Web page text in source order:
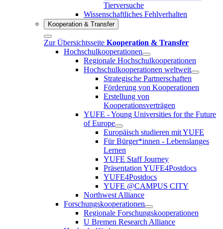
Tierversuche
Wissenschaftliches Fehlverhalten
Kooperation & Transfer
Zur Übersichtsseite Kooperation & Transfer
Hochschulkooperationen
Regionale Hochschulkooperationen
Hochschulkooperationen weltweit
Strategische Partnerschaften
Förderung von Kooperationen
Erstellung von
Kooperationsverträgen
YUFE - Young Universities for the Future
of Europe
Europäisch studieren mit YUFE
Für Bürger*innen - Lebenslanges
Lernen
YUFE Staff Journey
Präsentation YUFE4Postdocs
YUFE4Postdocs
YUFE @CAMPUS CITY
Northwest Alliance
Forschungskooperationen
Regionale Forschungskooperationen
U Bremen Research Alliance